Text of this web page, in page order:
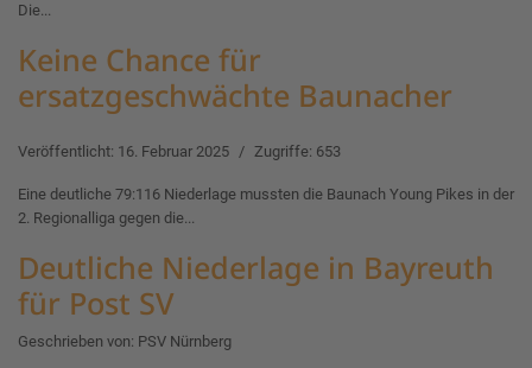
Die...
Keine Chance für
ersatzgeschwächte Baunacher
Veröffentlicht: 16. Februar 2025 Zugriffe: 653
Eine deutliche 79:116 Niederlage mussten die Baunach Young Pikes in der
2. Regionalliga gegen die...
Deutliche Niederlage in Bayreuth
für Post SV
Geschrieben von: PSV Nürnberg